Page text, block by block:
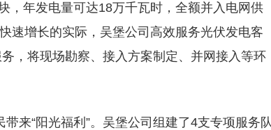
，年发电量可达18万千瓦时，全额并入电网供
速增长的实际，吴堡公司高效服务光伏发电客
，将现场勘察、接入方案制定、并网接入等环
带来“阳光福利”。吴堡公司组建了4支专项服务